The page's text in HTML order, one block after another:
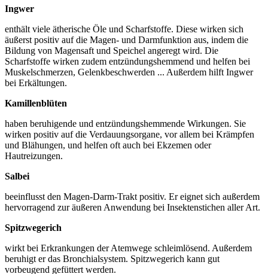
Ingwer
enthält viele ätherische Öle und Scharfstoffe. Diese wirken sich
äußerst positiv auf die Magen- und Darmfunktion aus, indem die
Bildung von Magensaft und Speichel angeregt wird. Die
Scharfstoffe wirken zudem entzündungshemmend und helfen bei
Muskelschmerzen, Gelenkbeschwerden ... Außerdem hilft Ingwer
bei Erkältungen.
Kamillenblüten
haben beruhigende und entzündungshemmende Wirkungen. Sie
wirken positiv auf die Verdauungsorgane, vor allem bei Krämpfen
und Blähungen, und helfen oft auch bei Ekzemen oder
Hautreizungen.
Salbei
beeinflusst den Magen-Darm-Trakt positiv. Er eignet sich außerdem
hervorragend zur äußeren Anwendung bei Insektenstichen aller Art.
Spitzwegerich
wirkt bei Erkrankungen der Atemwege schleimlösend. Außerdem
beruhigt er das Bronchialsystem. Spitzwegerich kann gut
vorbeugend gefüttert werden.